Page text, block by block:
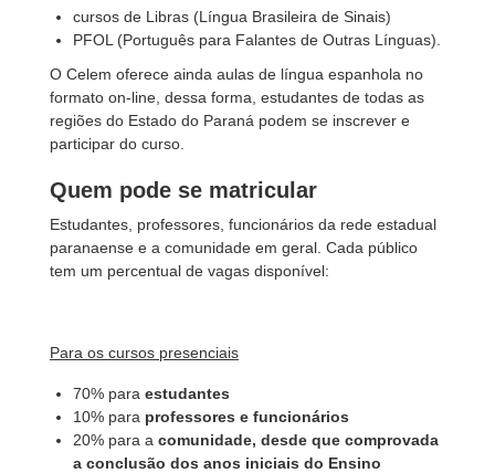
cursos de Libras (Língua Brasileira de Sinais)
PFOL (Português para Falantes de Outras Línguas).
O Celem oferece ainda aulas de língua espanhola no
formato on-line, dessa forma, estudantes de todas as
regiões do Estado do Paraná podem se inscrever e
participar do curso.
Quem pode se matricular
Estudantes, professores, funcionários da rede estadual
paranaense e a comunidade em geral. Cada público
tem um percentual de vagas disponível:
Para os cursos presenciais
70% paraestudantes
10% para professores e funcionários
20% para acomunidade, desde que comprovada
a conclusão dos anos iniciais do Ensino